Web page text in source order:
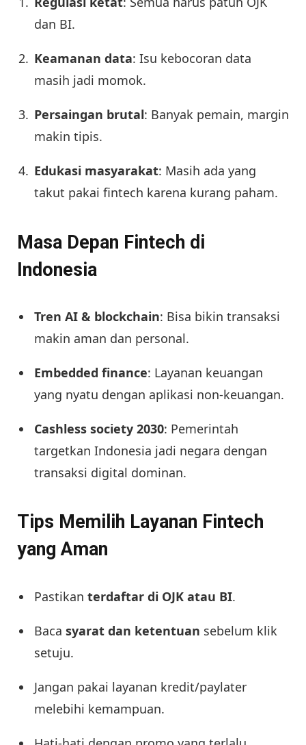
dan BI.
Keamanan data: Isu kebocoran data
masih jadi momok.
Persaingan brutal: Banyak pemain, margin
makin tipis.
Edukasi masyarakat: Masih ada yang
takut pakai fintech karena kurang paham.
Masa Depan Fintech di
Indonesia
Tren AI & blockchain: Bisa bikin transaksi
makin aman dan personal.
Embedded finance: Layanan keuangan
yang nyatu dengan aplikasi non-keuangan.
Cashless society 2030: Pemerintah
targetkan Indonesia jadi negara dengan
transaksi digital dominan.
Tips Memilih Layanan Fintech
yang Aman
Pastikan terdaftar di OJK atau BI.
Baca syarat dan ketentuan sebelum klik
setuju.
Jangan pakai layanan kredit/paylater
melebihi kemampuan.